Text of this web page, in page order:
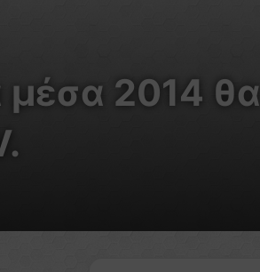
2014 θα